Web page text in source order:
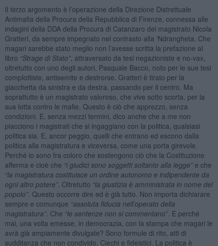
Il terzo argomento è l’operazione della Direzione Distrettuale
Antimafia della Procura della Repubblica di Firenze, connessa alle
indagini della DDA della Procura di Catanzaro del magistrato Nicola
Gratteri, da sempre impegnato nel contrasto alla ‘Ndrangheta. Che
magari sarebbe stato meglio non l’avesse scritta la prefazione al
libro “Strage di Stato”, attraversato da tesi negazioniste e no-vax,
oltretutto con uno degli autori, Pasquale Bacco, noto per le sue tesi
complottiste, antisemite e destrorse. Gratteri è tirato per la
giacchetta da sinistra e da destra, passando per il centro. Ma
soprattutto è un magistrato valoroso, che vive sotto scorta, per la
sua lotta contro le mafie. Questo è ciò che apprezzo, senza
condizioni. E, senza mezzi termini, dico anche che a me non
piacciono i magistrati che si ingaggiano con la politica, qualsiasi
politica sia. E, ancor peggio, quelli che entrano ed escono dalla
politica alla magistratura e viceversa, come una porta girevole.
Perché io sono fra coloro che sostengono ciò che la Costituzione
afferma e cioè che “i giudici sono soggetti soltanto alla legge” e che
“la magistratura costituisce un ordine autonomo e indipendente da
ogni altro potere”. Oltretutto “la giustizia è amministrata in nome del
popolo”. Questo occorre dire ed è già tutto. Non importa dichiarare
sempre e comunque “assoluta fiducia nell’operato della
magistratura”. Che “le sentenze non si commentano”. E perché
mai, una volta emesse, in democrazia, con la stampa che magari le
avrà già ampiamente divulgate? Sono formule di rito, atti di
sudditanza che non condivido. Ciechi e fideistici. La politica è